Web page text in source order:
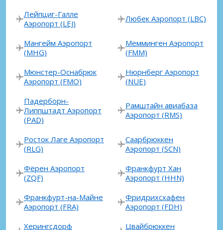
Лейпциг-Галле
Аэропорт (LEJ)
Любек Аэропорт (LBC)
Мангейм Аэропорт
(MHG)
Мемминген Аэропорт
(FMM)
Мюнстер-Оснабрюк
Аэропорт (FMO)
Нюрнберг Аэропорт
(NUE)
Падерборн-
Липпштадт Аэропорт
(PAD)
Рамштайн авиабаза
Аэропорт (RMS)
Росток Лаге Аэропорт
(RLG)
Саарбрюккен
Аэропорт (SCN)
Фёрен Аэропорт
(ZQF)
Франкфурт Хан
Аэропорт (HHN)
Франкфурт-на-Майне
Аэропорт (FRA)
Фридрихсхафен
Аэропорт (FDH)
Херингсдорф
Цвайбрюккен